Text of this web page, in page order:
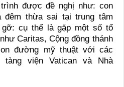
được đề nghị như: con
đêm thừa sai tại trung tâm
gỡ: cụ thể là gặp một số tổ
Caritas, Cộng đồng thánh
đường mỹ thuật với các
tàng viện Vatican và Nhà